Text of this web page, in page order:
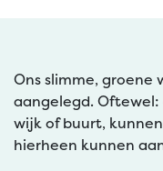
Ons slimme,
aangelegd. Oftewel:
wijk of buurt,
hierheen kunnen